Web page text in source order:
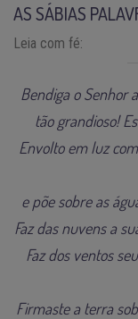
AS SÁBIAS
Leia com fé:
Bendiga o Senhor
tão grandioso!
Envolto em luz
e põe sobre as
Faz das nuvens a
Faz dos ventos
Firmaste a terra